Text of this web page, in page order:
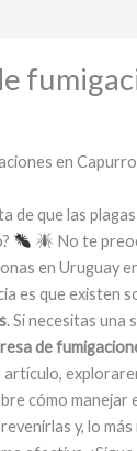
en
de que las
No te
en Uruguay
es que existen
. Si necesitas una
de
artículo,
cómo manejar
y, lo